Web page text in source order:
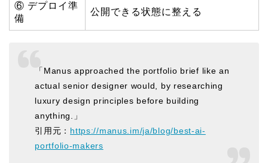
⑥ デプロイ準
備
公開できる状態に整える
「Manus approached the portfolio brief like an
actual senior designer would, by researching
luxury design principles before building
anything.」
引用元： https://manus.im/ja/blog/best-ai-
portfolio-makers